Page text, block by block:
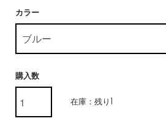
カラー
購入数
在庫：残り1